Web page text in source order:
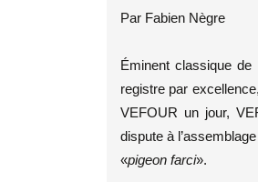
Par Fabien Nègre
Éminent classique de
registre par
VEFOUR un jour,
dispute à
«pigeon farci».